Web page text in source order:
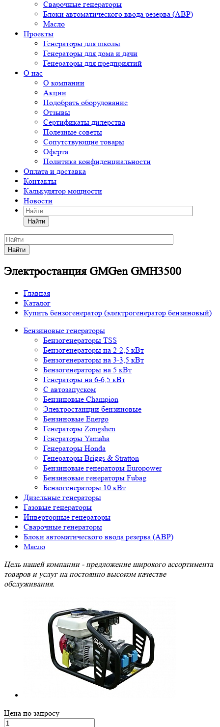
Сварочные генераторы
Блоки автоматического ввода резерва (АВР)
Масло
Проекты
Генераторы для школы
Генераторы для дома и дачи
Генераторы для предприятий
О нас
О компании
Акции
Подобрать оборудование
Отзывы
Сертификаты дилерства
Полезные советы
Сопутствующие товары
Оферта
Политика конфиденциальности
Оплата и доставка
Контакты
Калькулятор мощности
Новости
Найти
Найти
Электростанция GMGen GMH3500
Главная
Каталог
Купить бензогенератор (электрогенератор бензиновый)
Бензиновые генераторы
Бензогенераторы TSS
Бензогенераторы на 2-2,5 кВт
Бензогенераторы на 3-3,5 кВт
Бензогенераторы на 5 кВт
Генераторы на 6-6,5 кВт
С автозапуском
Бензиновые Champion
Электростанции бензиновые
Бензиновые Energo
Генераторы Zongshen
Генераторы Yamaha
Генераторы Honda
Генераторы Briggs & Stratton
Бензиновые генераторы Europower
Бензиновые генераторы Fubag
Бензогенераторы 10 кВт
Дизельные генераторы
Газовые генераторы
Инверторные генераторы
Сварочные генераторы
Блоки автоматического ввода резерва (АВР)
Масло
Цель нашей компании - предложение широкого ассортимента
товаров и услуг на постоянно высоком качестве
обслуживания.
Цена по запросу